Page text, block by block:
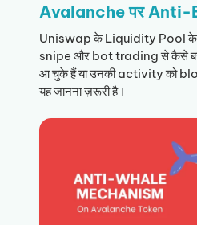
Avalanche पर
Uniswap के Liquidity Pool के
snipe और bot trading से कैसे
आ चुके हैं या उनकी activity को
यह जानना ज़रूरी है।